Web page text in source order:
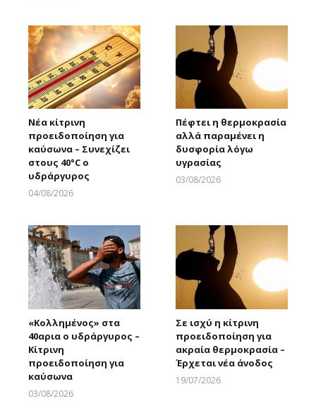
Νέα κίτρινη
προειδοποίηση για
καύσωνα – Συνεχίζει
στους 40°C ο
υδράργυρος
04/08/2026
Πέφτει η θερμοκρασία
αλλά παραμένει η
δυσφορία λόγω
υγρασίας
03/08/2026
«Κολλημένος» στα
40αρια ο υδράργυρος –
Κίτρινη
προειδοποίηση για
καύσωνα
03/08/2026
Σε ισχύ η κίτρινη
προειδοποίηση για
ακραία θερμοκρασία –
Έρχεται νέα άνοδος
19/07/2026